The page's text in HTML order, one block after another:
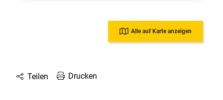
Alle auf Karte anzeigen
Teilen Drucken